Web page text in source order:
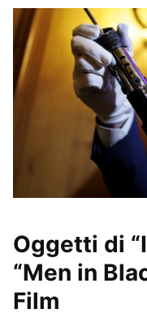
Oggetti di
“Men in
Film